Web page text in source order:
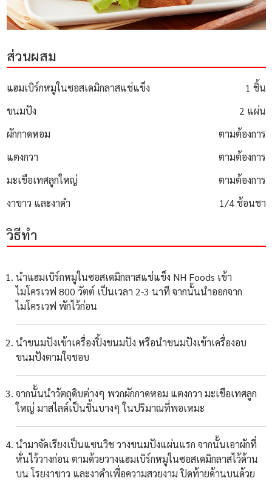
ส่วนผสม
แฮมเบิร์กหมูในซอสเดมิกลาสแช่แข็ง
1 ชิ้น
ขนมปัง
2 แผ่น
ผักกาดหอม
ตามต้องการ
แตงกวา
ตามต้องการ
มะเขือเทศลูกใหญ่
ตามต้องการ
งาขาว และงาดำ
1/4 ช้อนชา
วิธีทำ
นำแฮมเบิร์กหมูในซอสเดมิกลาสแช่แข็ง NH Foods เข้า
ไมโครเวฟ 800 วัตต์ เป็นเวลา 2-3 นาที จากนั้นนำออกจาก
ไมโครเวฟ พักไว้ก่อน
นำขนมปังเข้าเครื่องปิ้งขนมปัง หรือนำขนมปังเข้าเครื่องอบ
ขนมปังตามใจชอบ
จากนั้นนำวัตถุดิบต่างๆ พวกผักกาดหอม แตงกวา มะเขือเทศลูก
ใหญ่ มาสไลด์เป็นชิ้นบางๆ ในปริมาณที่พอเหมะ
นำมาจัดเรียงเป็นแซนวิช วางขนมปังแผ่นแรก จากนั้นเอาผักที่
หั่นไว้วางก่อน ตามด้วยวางแฮมเบิร์กหมูในซอสเดมิกลาสไว้ด้าน
บน โรยงาขาว และงาดำเพื่อความสวยงาม ปิดท้ายด้านบนด้วย